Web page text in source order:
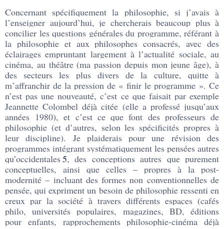
Concernant spécifiquement la philosophie, si j’avais à
l’enseigner aujourd’hui, je chercherais beaucoup plus à
concilier les questions générales du programme, référant à
la philosophie et aux philosophes consacrés, avec des
éclairages empruntant largement à l’actualité sociale, au
cinéma, au théâtre (ma passion depuis mon jeune âge), à
des secteurs les plus divers de la culture, quitte à
m’affranchir de la pression de « finir le programme ». Ce
n’est pas une nouveauté, c’est ce que faisait par exemple
Jeannette Colombel déjà citée (elle a professé jusqu’aux
années 1980), et c’est ce que font des professeurs de
philosophie (et d’autres, selon les spécificités propres à
leur discipline). Je plaiderais pour une révision des
programmes intégrant systématiquement les pensées autres
qu’occidentales5, des conceptions autres que purement
conceptuelles, ainsi que celles – propres à la post-
modernité – incluant des formes non conventionnelles de
pensée, qui expriment un besoin de philosophie ressenti en
creux par la société à travers différents espaces (cafés
philo, universités populaires, magazines, BD, éditions
pour enfants, rapprochements philosophie-cinéma déjà